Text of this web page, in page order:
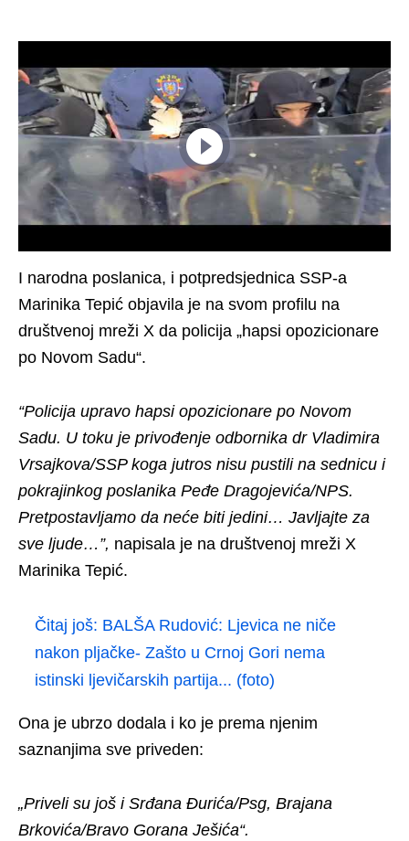
I narodna poslanica, i potpredsjednica SSP-a
Marinika Tepić objavila je na svom profilu na
društvenoj mreži X da policija „hapsi opozicionare
po Novom Sadu“.
“Policija upravo hapsi opozicionare po Novom
Sadu. U toku je privođenje odbornika dr Vladimira
Vrsajkova/SSP koga jutros nisu pustili na sednicu i
pokrajinkog poslanika Peđe Dragojevića/NPS.
Pretpostavljamo da neće biti jedini… Javljajte za
sve ljude…”, napisala je na društvenoj mreži X
Marinika Tepić.
Čitaj još: BALŠA Rudović: Ljevica ne niče
nakon pljačke- Zašto u Crnoj Gori nema
istinski ljevičarskih partija... (foto)
Ona je ubrzo dodala i ko je prema njenim
saznanjima sve priveden:
„Priveli su još i Srđana Đurića/Psg, Brajana
Brkovića/Bravo Gorana Ješića“.